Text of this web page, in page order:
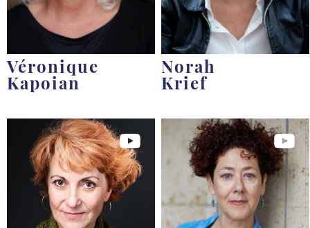
Véronique
Kapoian
Norah
Krief